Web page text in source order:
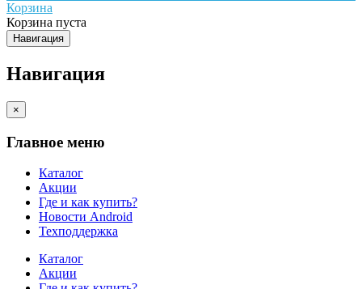
Корзина
Корзина пуста
Навигация
Навигация
×
Главное меню
Каталог
Акции
Где и как купить?
Новости Android
Техподдержка
Каталог
Акции